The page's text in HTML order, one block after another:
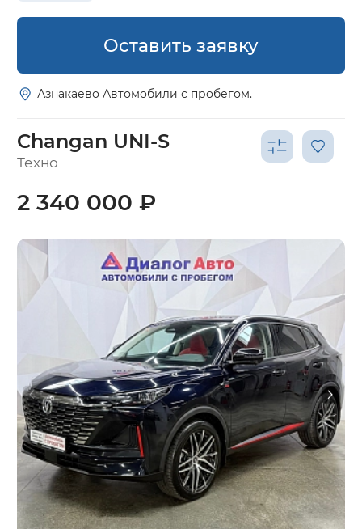
Оставить заявку
Азнакаево Автомобили с пробегом.
Changan UNI-S
Техно
2 340 000 ₽